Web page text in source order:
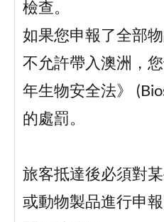
檢查。
如果您申報了全部
不允許帶入澳洲，
年生物安全法》
的處罰。
旅客抵達後必須對
或動物製品進行申